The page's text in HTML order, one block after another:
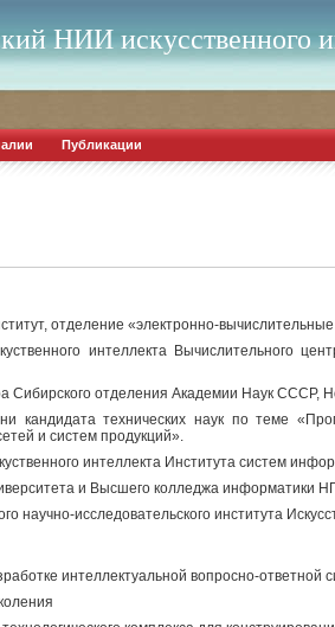
НИИ искусственного
Публикации
отделение «электронно-
интеллекта Вычислительного
Сибирского отделения Академии Наук СССР,
кандидата технических наук по теме
и систем продукций».
интеллекта Института систем
и Высшего колледжа информатики
научно-исследовательского института
интеллектуальной вопросно-ответной